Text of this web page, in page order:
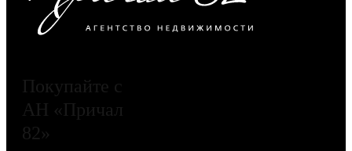
Покупайте с
АН «Причал
82»